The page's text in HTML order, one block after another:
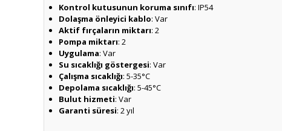
Kontrol kutusunun koruma sınıfı: IP54
Dolaşma önleyici kablo: Var
Aktif fırçaların miktarı: 2
Pompa miktarı: 2
Uygulama: Var
Su sıcaklığı göstergesi: Var
Çalışma sıcaklığı: 5-35°C
Depolama sıcaklığı: 5-45°C
Bulut hizmeti: Var
Garanti süresi: 2 yıl